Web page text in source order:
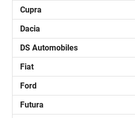
Cupra
Dacia
DS Automobiles
Fiat
Ford
Futura